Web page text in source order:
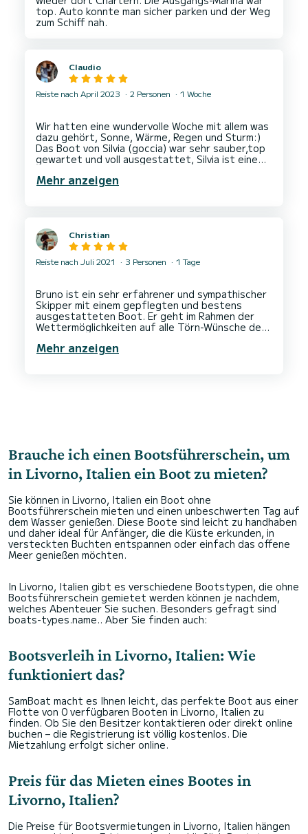
top. Auto konnte man sicher parken und der Weg
Claudio
Reiste nach April 2023 2 Personen 1 Woche
Wir hatten eine wundervolle Woche mit allem was
dazu gehört, Sonne, Wärme, Regen und Sturm:)
Das Boot von Silvia (goccia) war sehr sauber,top
gewartet und voll ausgestattet, Silvia ist eine
Mehr anzeigen
Christian
Reiste nach Juli 2021 3 Personen 1 Tage
Bruno ist ein sehr erfahrener und sympathischer
Skipper mit einem gepflegten und bestens
ausgestatteten Boot. Er geht im Rahmen der
Wettermöglichkeiten auf alle Törn-Wünsche der
erlebnisreichen Tag rund um Elba mit Schnorcheln,
Mehr anzeigen
Brauche ich einen Bootsführerschein, um
in Livorno, Italien ein Boot zu mieten?
Sie können in Livorno, Italien ein Boot ohne
Bootsführerschein mieten und einen unbeschwerten Tag auf
dem Wasser genießen. Diese Boote sind leicht zu handhaben
und daher ideal für Anfänger, die die Küste erkunden, in
versteckten Buchten entspannen oder einfach das offene
Meer genießen möchten.
In Livorno, Italien gibt es verschiedene Bootstypen, die ohne
Bootsführerschein gemietet werden können je nachdem,
welches Abenteuer Sie suchen. Besonders gefragt sind
boats-types.name.. Aber Sie finden auch:
Bootsverleih in Livorno, Italien: Wie
funktioniert das?
SamBoat macht es Ihnen leicht, das perfekte Boot aus einer
Flotte von 0 verfügbaren Booten in Livorno, Italien zu
finden. Ob Sie den Besitzer kontaktieren oder direkt online
buchen – die Registrierung ist völlig kostenlos. Die
Mietzahlung erfolgt sicher online.
Preis für das Mieten eines Bootes in
Livorno, Italien?
Die Preise für Bootsvermietungen in Livorno, Italien hängen